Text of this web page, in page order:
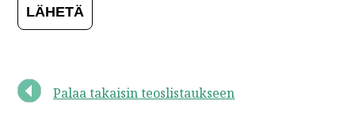
Palaa takaisin teoslistaukseen